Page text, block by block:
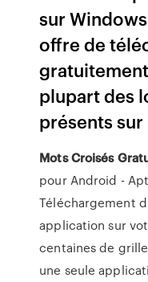
sur
offre de
plupart des
présents
Mots Croisés
pour Android -
Téléchargement
application sur
centaines de
une seule